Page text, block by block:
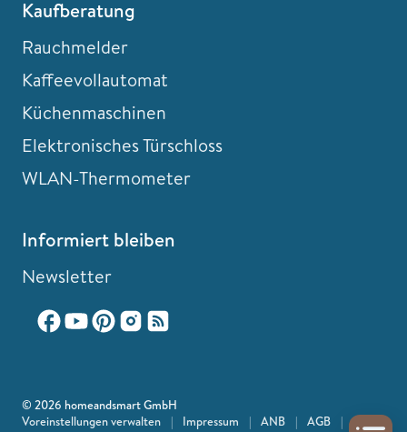
Kaufberatung
Rauchmelder
Kaffeevollautomat
Küchenmaschinen
Elektronisches Türschloss
WLAN-Thermometer
Informiert bleiben
Newsletter
© 2026 homeandsmart GmbH
Voreinstellungen verwalten
| Impressum | ANB | AGB
|